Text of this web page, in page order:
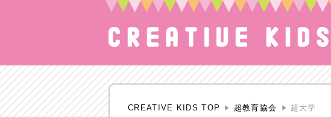
CREATIVE KIDS TOP 超教育協会 超大学